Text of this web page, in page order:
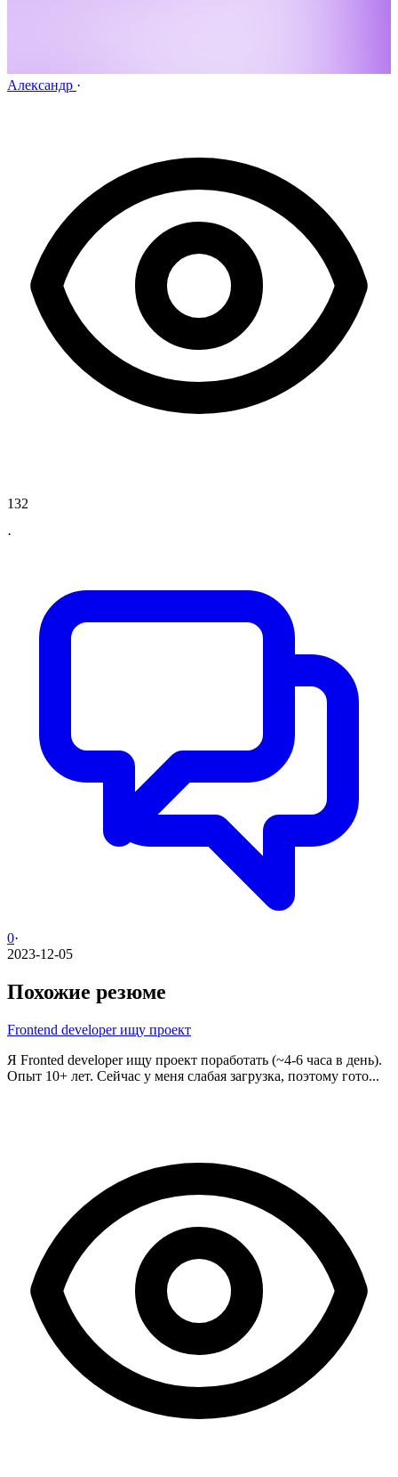
Александр ·
132
·
0·
2023-12-05
Похожие резюме
Frontend developer ищу проект
Я Fronted developer ищу проект поработать (~4-6 часа в день).
Опыт 10+ лет. Сейчас у меня слабая загрузка, поэтому гото...